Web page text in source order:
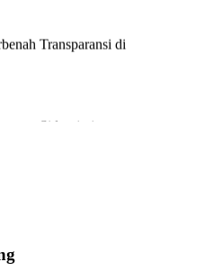
Transparansi di
Sidoarjo juga